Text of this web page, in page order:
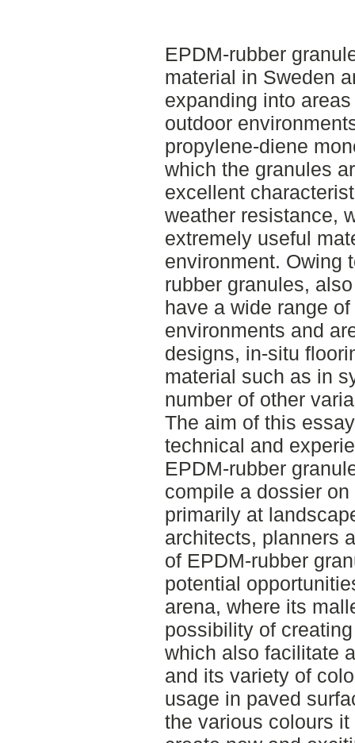
EPDM-rubber
material in Sweden
expanding into
outdoor
propylene-diene
which the granules
excellent
weather resistance,
extremely useful
environment. Owing
rubber granules,
have a wide range
environments and
designs, in-situ
material such as in
number of other
The aim of this
technical and
EPDM-rubber
compile a dossier
primarily at
architects, planners
of EPDM-rubber
potential
arena, where its
possibility of
which also facilitate
and its variety of
usage in paved
the various colours